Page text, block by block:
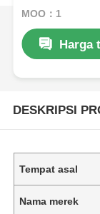
yang dapat
MOQ：1
Harga
DESKRIPSI
Tempat asal
Nama merek